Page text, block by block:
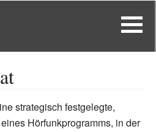
strategisch festgelegte,
Hörfunkprogramms, in der